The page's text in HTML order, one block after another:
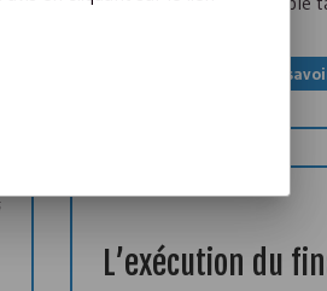
En
L’exécution du